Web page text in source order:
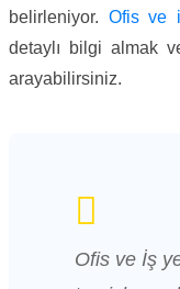
belirleniyor. Ofis ve
detaylı bilgi almak
arayabilirsiniz.
Ofis ve İş